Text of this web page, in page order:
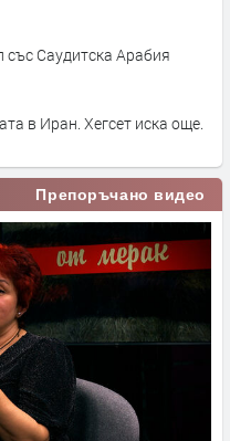
Саудитска Арабия
в Иран. Хегсет иска още.
Препоръчано видео